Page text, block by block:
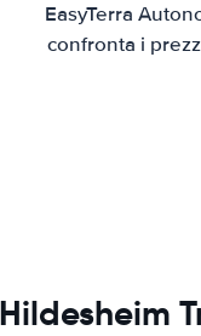
EasyTerra
confronta i